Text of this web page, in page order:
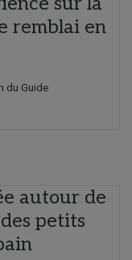
remblai en
du Guide
autour de
petits